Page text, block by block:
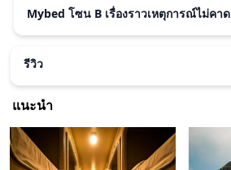
Mybed โซน B เรื่องราวเหตุการณ์ไม่คา
รีวิว
แนะนำ